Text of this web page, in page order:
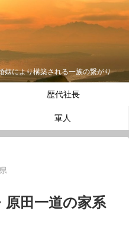
により構築される一族の繋がり
歴代社長
軍人
原田一道の家系